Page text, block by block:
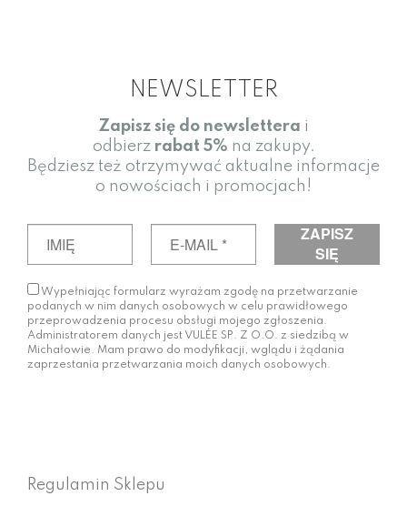
NEWSLETTER
Zapisz się do newslettera i
odbierz rabat 5% na zakupy.
Będziesz też otrzymywać aktualne informacje
o nowościach i promocjach!
Wypełniając formularz wyrażam zgodę na przetwarzanie
podanych w nim danych osobowych w celu prawidłowego
przeprowadzenia procesu obsługi mojego zgłoszenia.
Administratorem danych jest VULÉE SP. Z O.O. z siedzibą w
Michałowie. Mam prawo do modyfikacji, wglądu i żądania
zaprzestania przetwarzania moich danych osobowych.
Regulamin Sklepu